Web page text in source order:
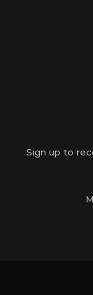
Sign up to